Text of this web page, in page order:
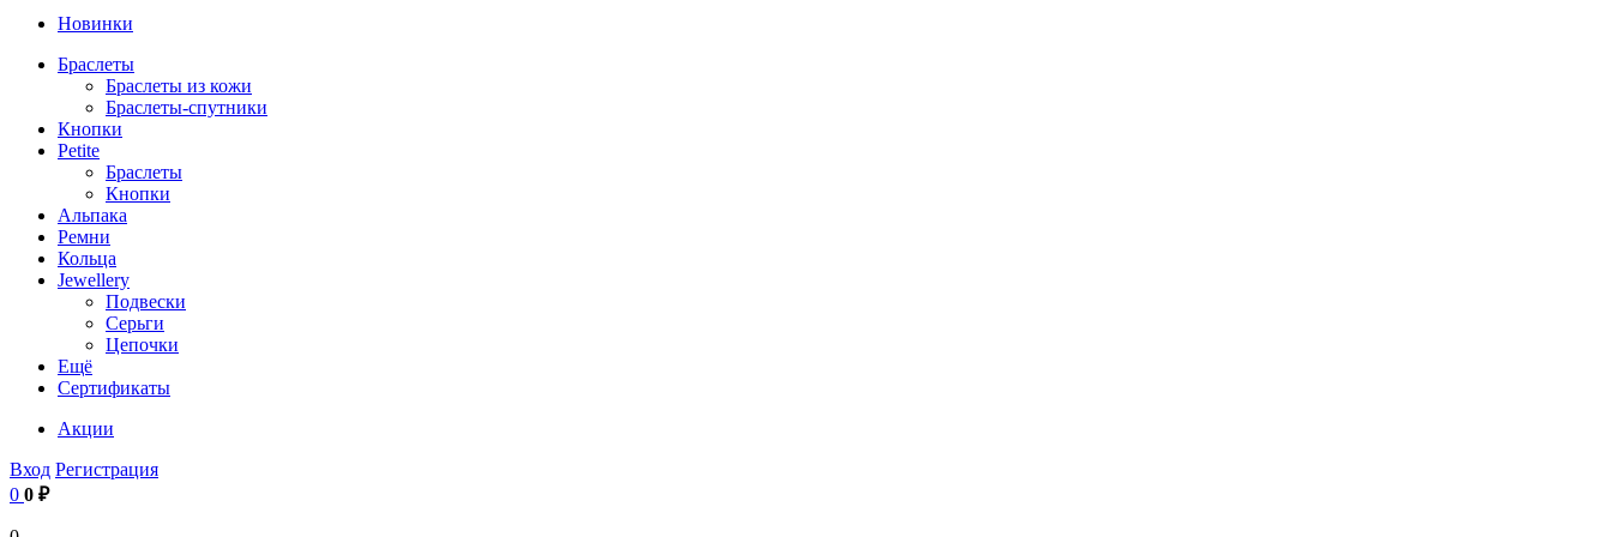
Новинки
Браслеты
Браслеты из кожи
Браслеты-спутники
Кнопки
Petite
Браслеты
Кнопки
Альпака
Ремни
Кольца
Jewellery
Подвески
Серьги
Цепочки
Ещё
Сертификаты
Акции
Вход Регистрация
0 0 ₽